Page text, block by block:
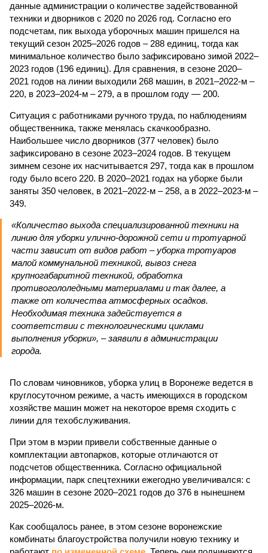
данные администрации о количестве задействованной
техники и дворников с 2020 по 2026 год. Согласно его
подсчетам, пик выхода уборочных машин пришелся на
текущий сезон 2025–2026 годов – 288 единиц, тогда как
минимальное количество было зафиксировано зимой 2022–
2023 годов (196 единиц). Для сравнения, в сезоне 2020–
2021 годов на линии выходили 268 машин, в 2021–2022-м –
220, в 2023–2024-м – 279, а в прошлом году — 200.
Ситуация с работниками ручного труда, по наблюдениям
общественника, также менялась скачкообразно.
Наибольшее число дворников (377 человек) было
зафиксировано в сезоне 2023–2024 годов. В текущем
зимнем сезоне их насчитывается 297, тогда как в прошлом
году было всего 220. В 2020–2021 годах на уборке были
заняты 350 человек, в 2021–2022-м – 258, а в 2022–2023-м –
349.
«Количество выхода специализированной техники на
линию для уборки улично-дорожной сети и тротуарной
части зависит от видов работ – уборка тротуаров
малой коммунальной техникой, вывоз снега
крупногабаритной техникой, обработка
противогололедными материалами и так далее, а
также от количества атмосферных осадков.
Необходимая техника задействуется в
соответствии с технологическими циклами
выполнения уборки», – заявили в администрации
города.
По словам чиновников, уборка улиц в Воронеже ведется в
круглосуточном режиме, а часть имеющихся в городском
хозяйстве машин может на некоторое время сходить с
линии для техобслуживания.
При этом в мэрии привели собственные данные о
комплектации автопарков, которые отличаются от
подсчетов общественника. Согласно официальной
информации, парк спецтехники ежегодно увеличивался: с
326 машин в сезоне 2020–2021 годов до 376 в нынешнем
2025–2026-м.
Как сообщалось ранее, в этом сезоне воронежские
комбинаты благоустройства получили новую технику и